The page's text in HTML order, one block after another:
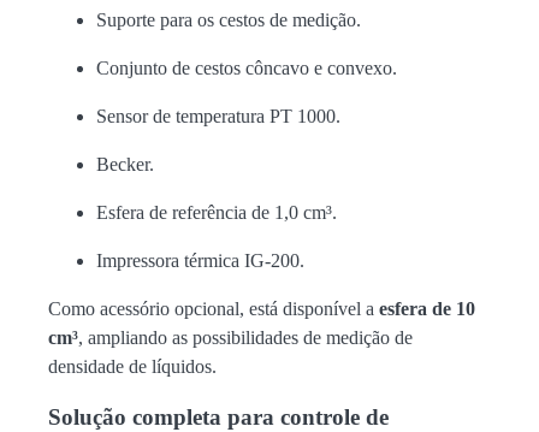
Suporte para os cestos de medição.
Conjunto de cestos côncavo e convexo.
Sensor de temperatura PT 1000.
Becker.
Esfera de referência de 1,0 cm³.
Impressora térmica IG-200.
Como acessório opcional, está disponível a esfera de 10
cm³, ampliando as possibilidades de medição de
densidade de líquidos.
Solução completa para controle de